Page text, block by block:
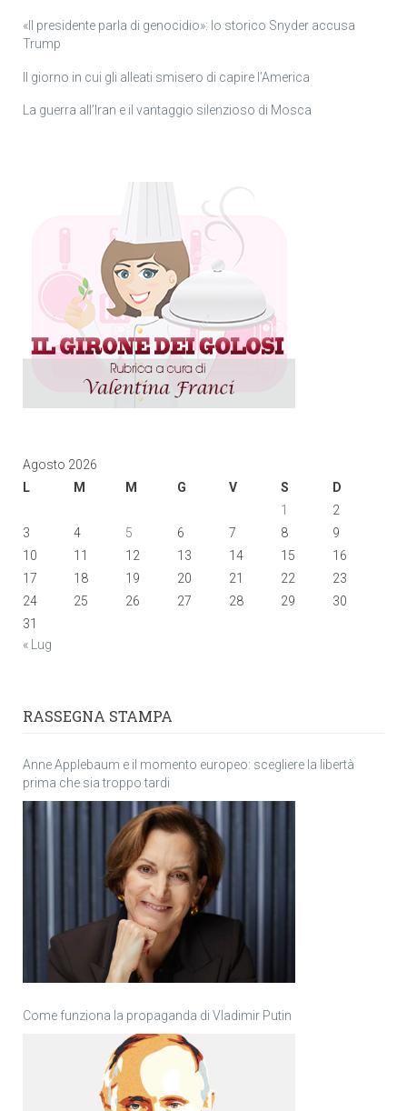
«Il presidente parla di genocidio»: lo storico Snyder accusa
Trump
Il giorno in cui gli alleati smisero di capire l’America
La guerra all’Iran e il vantaggio silenzioso di Mosca
Agosto 2026
L
M M G V S
D
1
2
3
4 5 6 7 8
9
10
11 12 13 14 15
16
17
18 19 20 21 22
23
24
25 26 27 28 29
30
31
« Lug
RASSEGNA STAMPA
Anne Applebaum e il momento europeo: scegliere la libertà
prima che sia troppo tardi
Come funziona la propaganda di Vladimir Putin